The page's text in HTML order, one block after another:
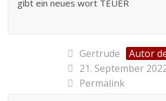
gibt ein neues wort TEUER
Gertrude
Autor
21. September
Permalink